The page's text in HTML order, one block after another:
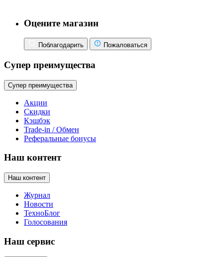
Оцените магазин
Поблагодарить Пожаловаться
Супер преимущества
Супер преимущества
Акции
Скидки
Кэшбэк
Trade-in / Обмен
Реферальные бонусы
Наш контент
Наш контент
Журнал
Новости
ТехноБлог
Голосования
Наш сервис